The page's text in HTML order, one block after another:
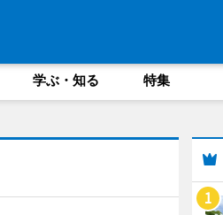
学ぶ・知る 特集